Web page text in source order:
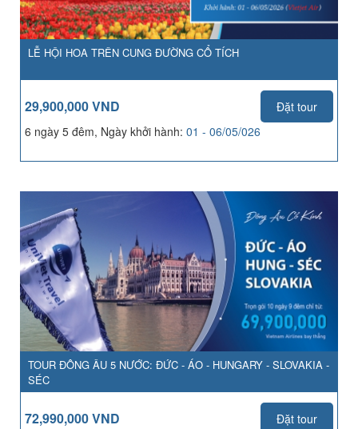
LỄ HỘI HOA TRÊN CUNG ĐƯỜNG CỔ TÍCH
29,900,000 VND
Đặt tour
6 ngày 5 đêm, Ngày khởi hành: 01 - 06/05/026
TOUR ĐÔNG ÂU 5 NƯỚC: ĐỨC - ÁO - HUNGARY - SLOVAKIA -
SÉC
72,990,000 VND
Đặt tour